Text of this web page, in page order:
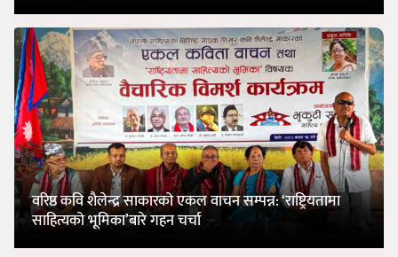
वरिष्ठ कवि शैलेन्द्र साकारको एकल वाचन सम्पन्न: ‘राष्ट्रियतामा
साहित्यको भूमिका’बारे गहन चर्चा